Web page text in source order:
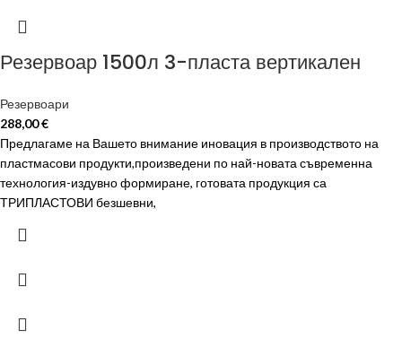
Резервоар 1500л 3-пласта вертикален
Резервоари
288,00€
Предлагаме на Вашето внимание иновация в производството на
пластмасови продукти,произведени по най-новата съвременна
технология-издувно формиране, готовата продукция са
ТРИПЛАСТОВИ безшевни,